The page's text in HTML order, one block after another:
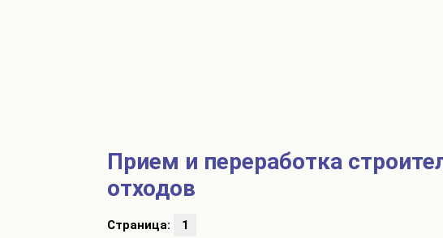
Прием и переработка
отходов
Страница: 1